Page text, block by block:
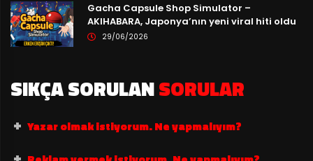
Gacha Capsule Shop Simulator –
AKIHABARA, Japonya’nın yeni viral hiti oldu
29/06/2026
SIKÇA SORULANSORULAR
Yazar olmak istiyorum. Ne yapmalıyım?